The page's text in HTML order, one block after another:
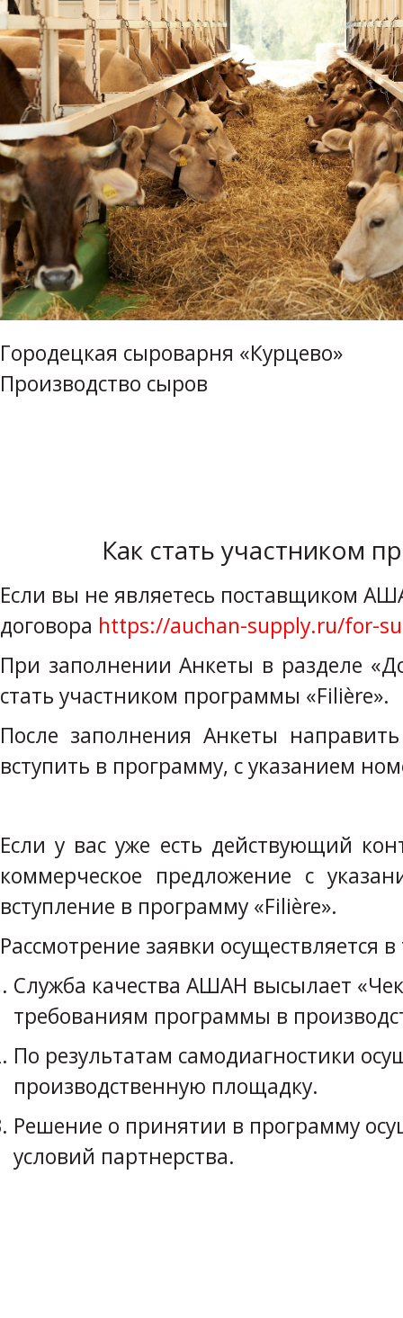
Городецкая сыроварня «Курцево»
Производство сыров
Как стать участником
Если вы не являетесь поставщиком
договора https://auchan-supply.ru/for-
При заполнении Анкеты в разделе
стать участником программы «Filière».
После заполнения Анкеты
вступить в программу, с указанием
Если у вас уже есть действующий
коммерческое предложение с
вступление в программу «Filière».
Рассмотрение заявки осуществляется
Служба качества АШАН высылает
требованиям программы в
По результатам самодиагностики
производственную площадку.
Решение о принятии в программу
условий партнерства.